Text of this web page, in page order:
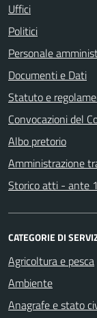
Uffici
Politici
Personale
Documenti e Dati
Statuto e
Convocazioni del
Albo pretorio
Amministrazione
Storico atti - ante
CATEGORIE DI
Agricoltura e pesca
Ambiente
Anagrafe e stato